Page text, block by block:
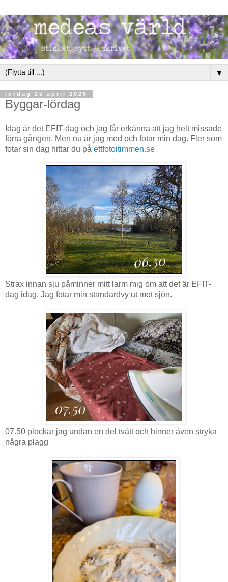
▼
lördag 25 april 2026
Byggar-lördag
Idag är det EFIT-dag och jag får erkänna att jag helt missade
förra gången. Men nu är jag med och fotar min dag. Fler som
fotar sin dag hittar du på ettfotoitimmen.se
Strax innan sju påminner mitt larm mig om att det är EFIT-
dag idag. Jag fotar min standardvy ut mot sjön.
07.50 plockar jag undan en del tvätt och hinner även stryka
några plagg